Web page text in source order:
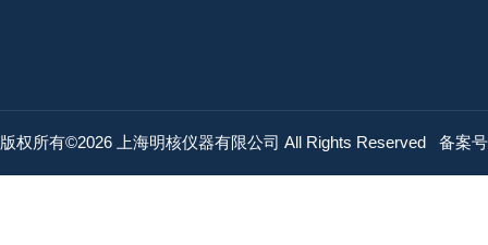
版权所有©2026 上海明核仪器有限公司 All Rights Reserved 备案